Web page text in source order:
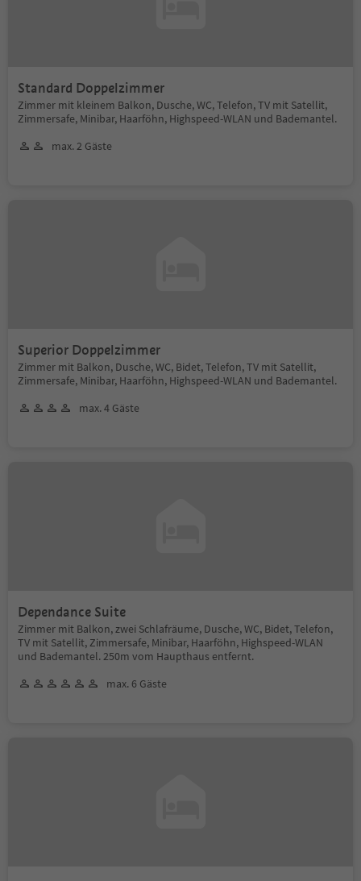
Standard Doppelzimmer
Zimmer mit kleinem Balkon, Dusche, WC, Telefon, TV mit Satellit,
Zimmersafe, Minibar, Haarföhn, Highspeed-WLAN und Bademantel.
max. 2 Gäste
Superior Doppelzimmer
Zimmer mit Balkon, Dusche, WC, Bidet, Telefon, TV mit Satellit,
Zimmersafe, Minibar, Haarföhn, Highspeed-WLAN und Bademantel.
max. 4 Gäste
Dependance Suite
Zimmer mit Balkon, zwei Schlafräume, Dusche, WC, Bidet, Telefon,
TV mit Satellit, Zimmersafe, Minibar, Haarföhn, Highspeed-WLAN
und Bademantel. 250m vom Haupthaus entfernt.
max. 6 Gäste